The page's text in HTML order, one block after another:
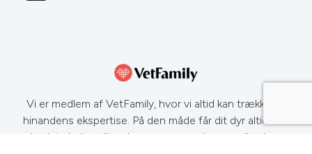
Vi er medlem af VetFamily, hvor vi altid kan trække på
hinandens ekspertise. På den måde får dit dyr altid den
bedste behandling. Læs mere om dyrs sundhed og